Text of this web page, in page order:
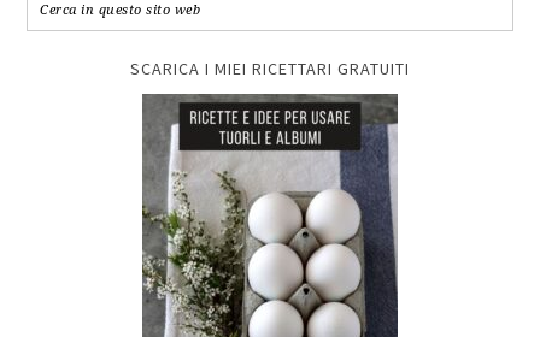
SCARICA I MIEI RICETTARI GRATUITI